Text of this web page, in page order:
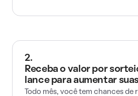
2.
Receba o valor por
lance para aumentar
Todo mês, você tem chances de